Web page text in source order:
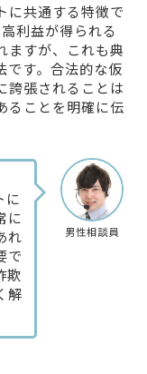
に共通する特徴で
利益が得られる
ますが、これも典
です。合法的な仮
誇張されることは
ることを明確に伝
男性相談員
に
に
れ
で
欺
解